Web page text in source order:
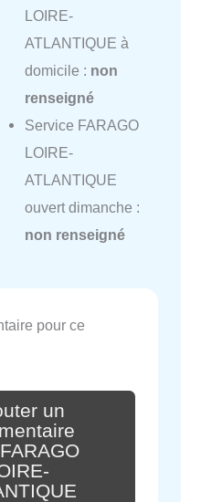
LOIRE-
ATLANTIQUE à
domicile : non
renseigné
Service FARAGO
LOIRE-
ATLANTIQUE
ouvert dimanche :
non renseigné
pour ce
un